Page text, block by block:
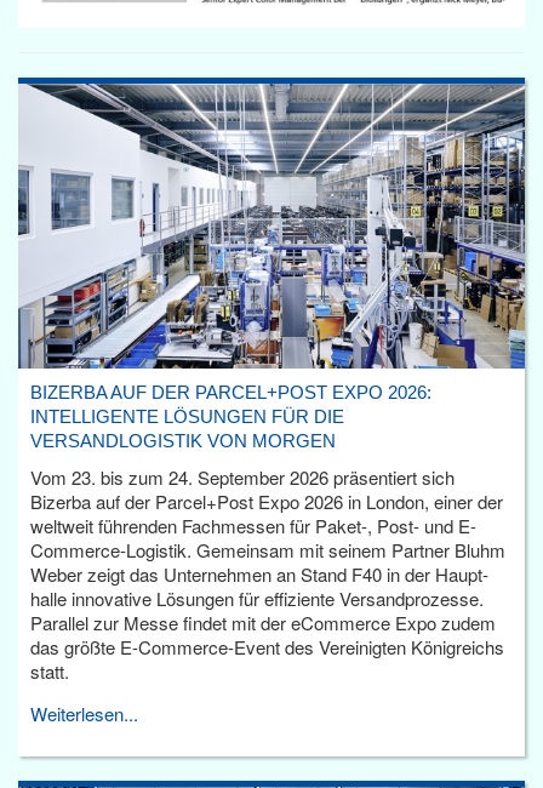
BIZERBA AUF DER PARCEL+POST EXPO 2026:
INTELLIGENTE LÖSUNGEN FÜR DIE
VERSANDLOGISTIK VON MORGEN
Vom 23. bis zum 24. September 2026 präsentiert sich
Bizerba auf der Parcel+Post Expo 2026 in London, einer der
weltweit führenden Fachmessen für Paket-, Post- und E-
Commerce-Logistik. Gemeinsam mit seinem Partner Bluhm
Weber zeigt das Unternehmen an Stand F40 in der Haupt­
halle innovative Lösungen für effiziente Versandprozesse.
Parallel zur Messe findet mit der eCommerce Expo zudem
das größte E-Commerce-Event des Vereinigten Königreichs
statt.
Weiterlesen...